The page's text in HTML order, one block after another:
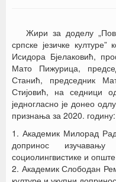
Жири за доделу
српске језичке
Исидора Бјелаковић,
Мато Пижурица,
Станић, председник
Стијовић, на седници
једногласно је донео
признања за 2020. годину:
1. Академик Милорад
допринос изучавању
социолингвистике и
2. Академик Слободан